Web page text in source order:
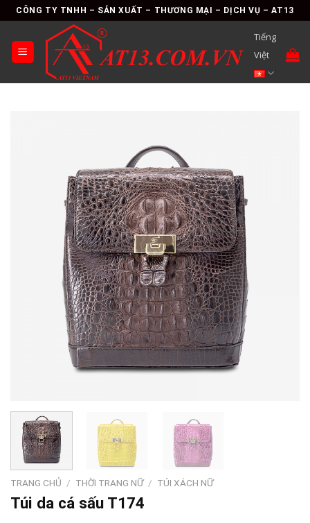
Skip
to
content
CÔNG TY TNHH – SẢN XUẤT – THƯƠNG MẠI – DỊCH VỤ – AT13
Tiếng
Việt
TRANG CHỦ / THỜI TRANG NỮ / TÚI XÁCH NỮ
Túi da cá sấu T174